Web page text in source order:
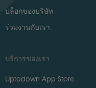
บล็อกของบริษัท
ร่วมงานกับเรา
บริการของเรา
Uptodown App Store